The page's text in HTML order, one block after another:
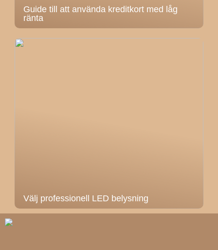
Guide till att använda kreditkort med låg
ränta
Välj professionell LED belysning